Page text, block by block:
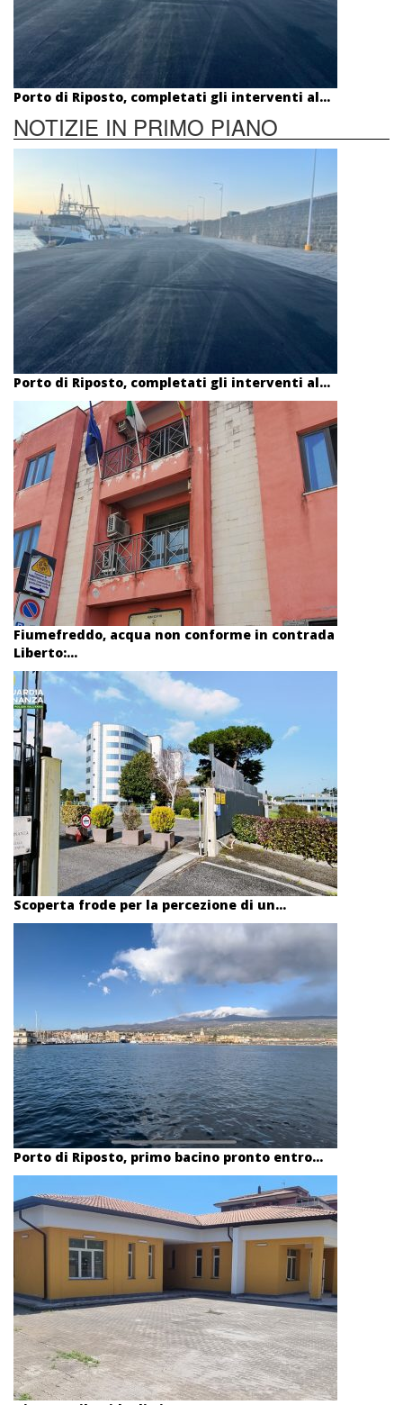
Porto di Riposto, completati gli interventi al...
NOTIZIE IN PRIMO PIANO
Porto di Riposto, completati gli interventi al...
Fiumefreddo, acqua non conforme in contrada
Liberto:...
Scoperta frode per la percezione di un...
Porto di Riposto, primo bacino pronto entro...